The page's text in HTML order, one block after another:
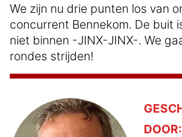
We zijn nu drie punten los van
concurrent Bennekom. De buit
niet binnen -JINX-JINX-. We
rondes strijden!
DOOR: